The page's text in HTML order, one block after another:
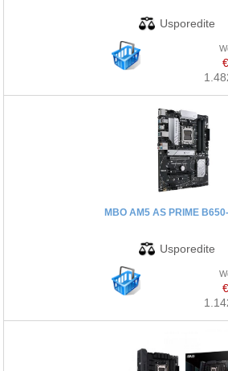
MBO AM5 AS PRIME